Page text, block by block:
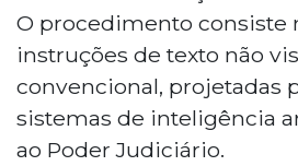
O procedimento consiste
instruções de texto não
convencional, projetadas
sistemas de inteligência
ao Poder Judiciário.